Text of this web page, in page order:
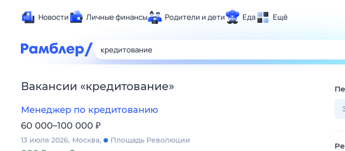
Новости Личные финансы Родители и дети Еда Ещё
Развлечения и отдых
ТВ-
Вакансии «кредитование»
Менеджер по кредитованию
60 000–100 000 ₽
13 июля 2026 Москва
Площадь Революции